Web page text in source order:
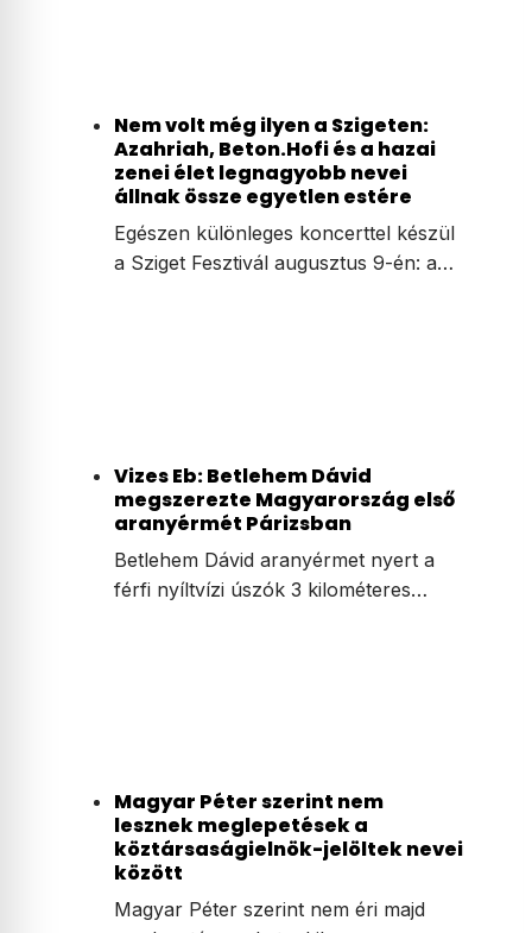
Nem volt még ilyen a Szigeten:
Azahriah, Beton.Hofi és a hazai
zenei élet legnagyobb nevei
állnak össze egyetlen estére
Egészen különleges koncerttel készül
a Sziget Fesztivál augusztus 9-én: a…
Vizes Eb: Betlehem Dávid
megszerezte Magyarország első
aranyérmét Párizsban
Betlehem Dávid aranyérmet nyert a
férfi nyíltvízi úszók 3 kilométeres…
Magyar Péter szerint nem
lesznek meglepetések a
köztársaságielnök-jelöltek nevei
között
Magyar Péter szerint nem éri majd